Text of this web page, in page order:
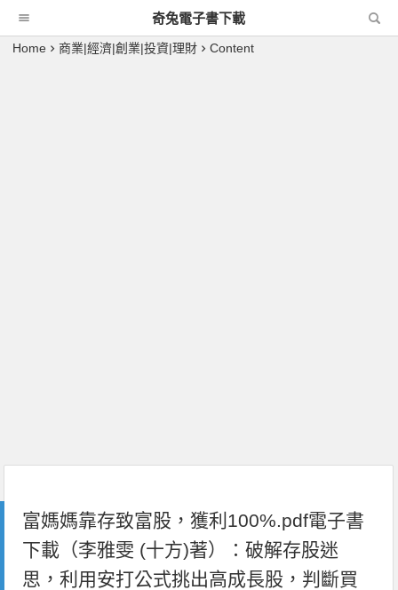
奇兔電子書下載
Home 商業|經濟|創業|投資|理財 Content
富媽媽靠存致富股，獲利100%.pdf電子書
下載（李雅雯 (十方)著）：破解存股迷
思，利用安打公式挑出高成長股，判斷買